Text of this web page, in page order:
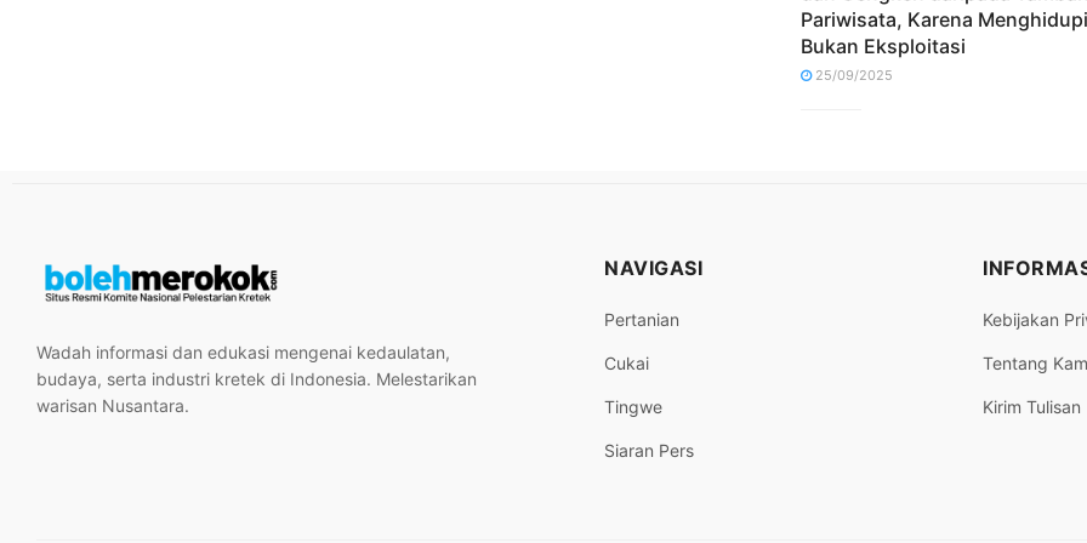
Pariwisata, Karena Menghidupi
Bukan Eksploitasi
25/09/2025
Wadah informasi dan edukasi mengenai kedaulatan,
budaya, serta industri kretek di Indonesia. Melestarikan
warisan Nusantara.
NAVIGASI
Pertanian
Cukai
Tingwe
Siaran Pers
Kebijakan
Tentang
Kirim Tulisan